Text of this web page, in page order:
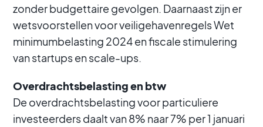
zonder budgettaire gevolgen. Daarnaast zijn er
wetsvoorstellen voor veiligehavenregels Wet
minimumbelasting 2024 en fiscale stimulering
van startups en scale-ups.
Overdrachtsbelasting en btw
De overdrachtsbelasting voor particuliere
investeerders daalt van 8% naar 7% per 1 januari